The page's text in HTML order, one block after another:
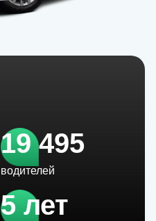
19 495
водителей
5 лет